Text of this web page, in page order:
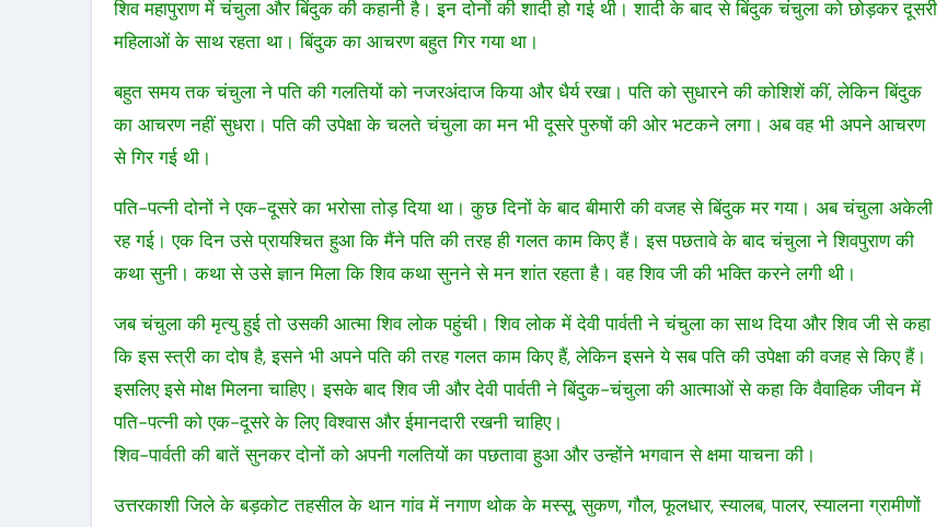
शिव महापुराण में चंचुला और बिंदुक की कहानी है। इन दोनों की शादी हो गई थी। शादी के बाद से बिंदुक चंचुला को छोड़कर दूसरी
महिलाओं के साथ रहता था। बिंदुक का आचरण बहुत गिर गया था।
बहुत समय तक चंचुला ने पति की गलतियों को नजरअंदाज किया और धैर्य रखा। पति को सुधारने की कोशिशें कीं, लेकिन बिंदुक
का आचरण नहीं सुधरा। पति की उपेक्षा के चलते चंचुला का मन भी दूसरे पुरुषों की ओर भटकने लगा। अब वह भी अपने आचरण
से गिर गई थी।
पति-पत्नी दोनों ने एक-दूसरे का भरोसा तोड़ दिया था। कुछ दिनों के बाद बीमारी की वजह से बिंदुक मर गया। अब चंचुला अकेली
रह गई। एक दिन उसे प्रायश्चित हुआ कि मैंने पति की तरह ही गलत काम किए हैं। इस पछतावे के बाद चंचुला ने शिवपुराण की
कथा सुनी। कथा से उसे ज्ञान मिला कि शिव कथा सुनने से मन शांत रहता है। वह शिव जी की भक्ति करने लगी थी।
जब चंचुला की मृत्यु हुई तो उसकी आत्मा शिव लोक पहुंची। शिव लोक में देवी पार्वती ने चंचुला का साथ दिया और शिव जी से कहा
कि इस स्त्री का दोष है, इसने भी अपने पति की तरह गलत काम किए हैं, लेकिन इसने ये सब पति की उपेक्षा की वजह से किए हैं।
इसलिए इसे मोक्ष मिलना चाहिए। इसके बाद शिव जी और देवी पार्वती ने बिंदुक-चंचुला की आत्माओं से कहा कि वैवाहिक जीवन में
पति-पत्नी को एक-दूसरे के लिए विश्वास और ईमानदारी रखनी चाहिए।
शिव-पार्वती की बातें सुनकर दोनों को अपनी गलतियों का पछतावा हुआ और उन्होंने भगवान से क्षमा याचना की।
उत्तरकाशी जिले के बड़कोट तहसील के थान गांव में नगाण थोक के मस्सू, सुकण, गौल, फूलधार, स्यालब, पालर, स्यालना ग्रामीणों